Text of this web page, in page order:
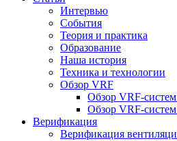
Интервью
События
Теория и практика
Образование
Наша история
Техника и технологии
Обзор VRF
Обзор VRF-систем
Обзор VRF-
Верификация
Верификация